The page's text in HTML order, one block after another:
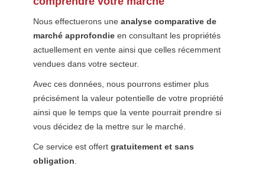
Nous effectuerons uneanalyse comparative de
marché approfondie en consultant les propriétés
actuellement en vente ainsi que celles récemment
vendues dans votre secteur.
Avec ces données, nous pourrons estimer plus
précisément la valeur potentielle de votre propriété
ainsi que le temps que la vente pourrait prendre si
vous décidez de la mettre sur le marché.
Ce service est offertgratuitement et sans
obligation